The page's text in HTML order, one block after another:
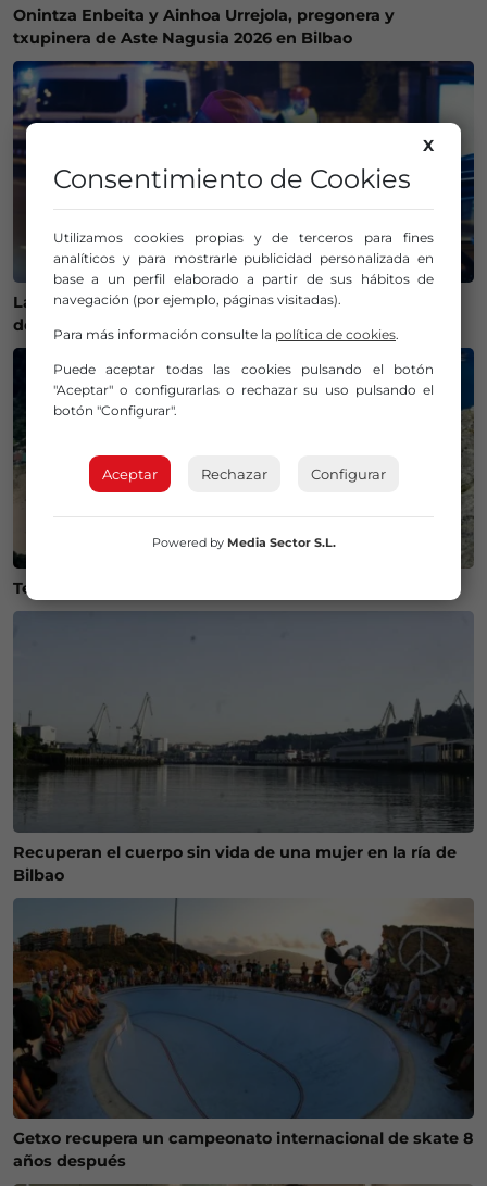
Onintza Enbeita y Ainhoa Urrejola, pregonera y
txupinera de Aste Nagusia 2026 en Bilbao
La Policía Municipal de Bilbao intensifica los controles
de alcohol y drogas para evitar accidentes
Temperaturas históricas del agua en el Mar Cantábrico
Recuperan el cuerpo sin vida de una mujer en la ría de
Bilbao
Getxo recupera un campeonato internacional de skate 8
años después
X
Consentimiento de Cookies
Utilizamos cookies propias y de terceros para fines
analíticos y para mostrarle publicidad personalizada en
base a un perfil elaborado a partir de sus hábitos de
navegación (por ejemplo, páginas visitadas).
Para más información consulte la política de cookies.
Puede aceptar todas las cookies pulsando el botón
"Aceptar" o configurarlas o rechazar su uso pulsando el
botón "Configurar".
Aceptar Rechazar Configurar
Powered by Media Sector S.L.